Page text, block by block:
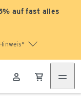
auf fast alles
Hinweis*